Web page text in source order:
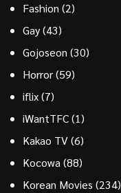
Fashion (2)
Gay(43)
Gojoseon (30)
Horror(59)
iflix(7)
iWantTFC(1)
Kakao TV(6)
Kocowa(88)
Korean Movies (234)